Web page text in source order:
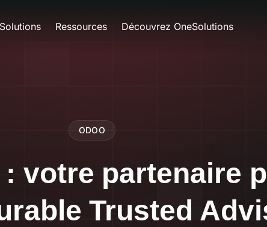
Solutions Ressources Découvrez OneSolutions
ODOO
votre partenaire
Trusted